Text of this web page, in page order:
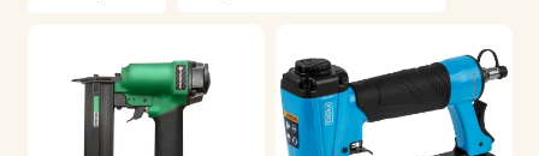
Сварочное оборудование
Пневматика